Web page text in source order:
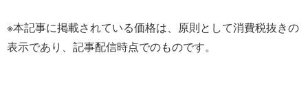
※本記事に掲載されている価格は、原則として消費税抜きの
表示であり、記事配信時点でのものです。